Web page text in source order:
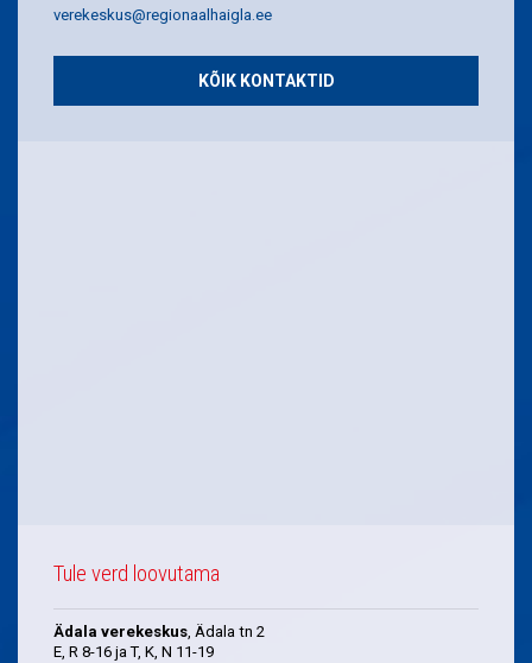
verekeskus@regionaalhaigla.ee
KÕIK KONTAKTID
Tule verd loovutama
Ädala verekeskus, Ädala tn 2
E, R 8-16 ja T, K, N 11-19